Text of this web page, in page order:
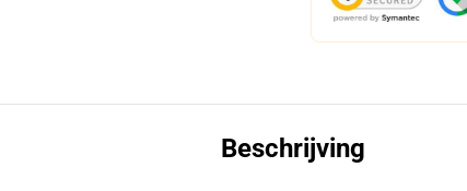
Beschrijving